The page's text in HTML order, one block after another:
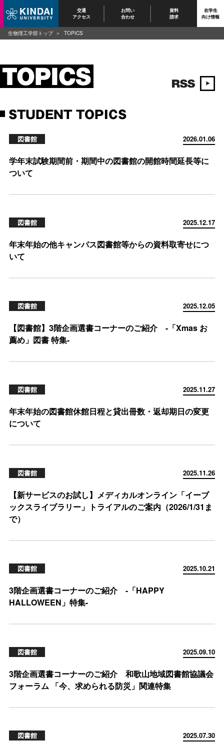
交通
アクセス
お問い
合わせ
資料
請求
在学生
向け情報
STUDENT TOPICS
2026.01.06
図書館
学年末試験期間前・期間中の図書館の開館時間延長等に
ついて
2025.12.17
図書館
年末年始の他キャンパス図書館等からの資料取寄せにつ
いて
2025.12.05
図書館
【図書館】3階企画選書コーナーのご紹介 -「Xmas お
薦め」図書 特集-
2025.11.27
図書館
年末年始の図書館休館日程と貸出冊数・返却期日の変更
について
2025.11.26
図書館
【新サービスのお試し】メディカルオンライン「イーブ
ックスライブラリー」トライアルのご案内（2026/1/31ま
で）
2025.10.21
図書館
3階企画選書コーナーのご紹介 -「HAPPY
HALLOWEEN」特集-
2025.09.10
図書館
3階企画選書コーナーのご紹介 和歌山地域図書館協議会
フォーラム 「今、求められる防災」関連特集
2025.07.30
図書館
生物理工学部トップ TOPICS